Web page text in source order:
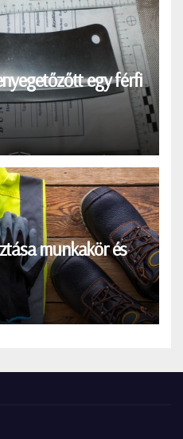
egy férfi
munkakör és